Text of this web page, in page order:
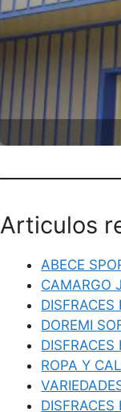
Articulos
ABECE
CAMARGO
DISFRACES
DOREMI
ROPA Y